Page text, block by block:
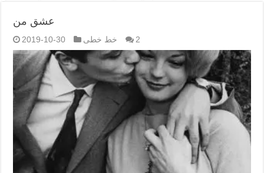
عشق من
2019-10-30 خط خطی 2